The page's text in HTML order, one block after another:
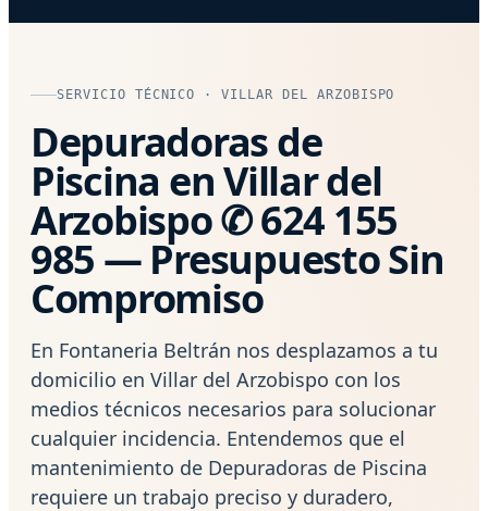
SERVICIO TÉCNICO · VILLAR DEL ARZOBISPO
Depuradoras de
Piscina en Villar del
Arzobispo ✆ 624 155
985 — Presupuesto Sin
Compromiso
En Fontaneria Beltrán nos desplazamos a tu
domicilio en Villar del Arzobispo con los
medios técnicos necesarios para solucionar
cualquier incidencia. Entendemos que el
mantenimiento de Depuradoras de Piscina
requiere un trabajo preciso y duradero,